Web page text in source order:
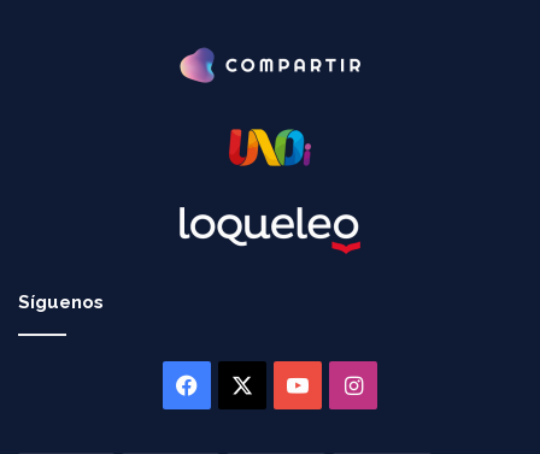
Síguenos
Facebook YouTubeInstagram